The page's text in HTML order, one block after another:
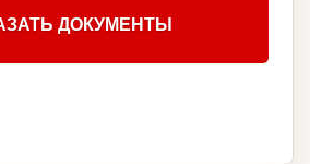
ДОКУМЕНТЫ